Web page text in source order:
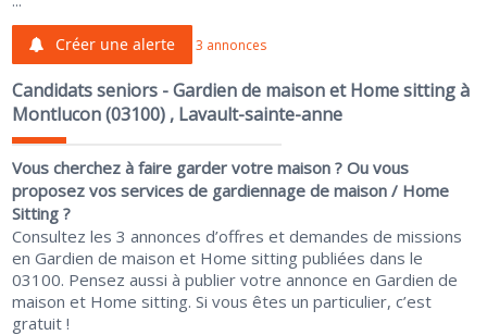
Créer une alerte 3 annonces
Candidats seniors - Gardien de maison et Home sitting à
Montlucon (03100) , Lavault-sainte-anne
Vous cherchez à faire garder votre maison ? Ou vous
proposez vos services de gardiennage de maison / Home
Sitting ?
Consultez les 3 annonces d’offres et demandes de missions
en Gardien de maison et Home sitting publiées dans le
03100. Pensez aussi à publier votre annonce en Gardien de
maison et Home sitting. Si vous êtes un particulier, c’est
gratuit !